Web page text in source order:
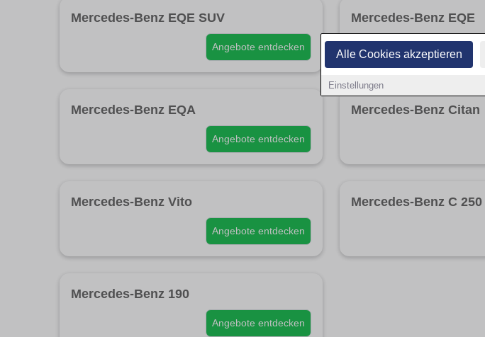
Alle Cookies akzeptieren
Einstellungen
Mercedes-Benz EQE SUV
Angebote entdecken
Mercedes-Benz EQE
Mercedes-Benz EQA
Angebote entdecken
Mercedes-Benz Citan
Mercedes-Benz Vito
Angebote entdecken
Mercedes-Benz C 250
Mercedes-Benz 190
Angebote entdecken